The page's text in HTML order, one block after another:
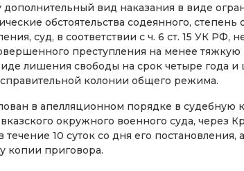
вид наказания в виде
обстоятельства содеянного,
суд, в соответствии с ч. 6 ст. 15 УК РФ,
преступления на менее
лишения свободы на срок четыре года
колонии общего режима.
в апелляционном порядке в судебную
окружного военного суда, через
10 суток со дня его постановления,
копии приговора.